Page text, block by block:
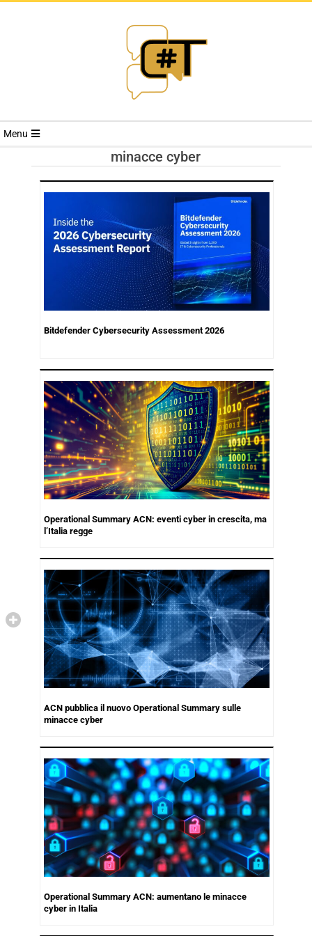
RIVISTA
TRENDS
Menu
minacce cyber
Bitdefender Cybersecurity Assessment 2026
Operational Summary ACN: eventi cyber in crescita, ma
l’Italia regge
ACN pubblica il nuovo Operational Summary sulle
minacce cyber
Operational Summary ACN: aumentano le minacce
cyber in Italia